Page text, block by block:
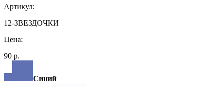
Артикул:
12-ЗВЕЗДОЧКИ
Цена:
90 р.
Синий